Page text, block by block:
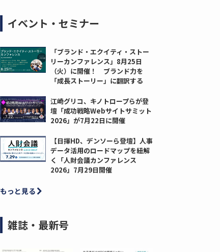
イベント・セミナー
「ブランド・エクイティ・ストー
リーカンファレンス」8月25日
（火）に開催！ ブランド力を
「成長ストーリー」に翻訳する
江崎グリコ、キノトロープらが登
壇「成功戦略Webサイトサミット
2026」が7月22日に開催
【日揮HD、デンソーら登壇】人事
データ活用のロードマップを紐解
く「人財会議カンファレンス
2026」7月29日開催
もっと見る
雑誌・最新号